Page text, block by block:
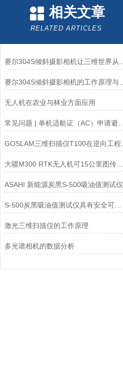
相关文章
RELATED ARTICLES
赛尔304S倾斜摄影相机的工作原理与操作技巧分析
无人机在农业与林业方面应用
大疆M300 RTK无人机可15公里图传六向避障
ASAHI 新能源炭黑S-500吸油值测试仪
S-500炭黑吸油值测试仪具有安全可靠的设计
激光三维扫描仪的工作原理
多光谱相机的数据分析